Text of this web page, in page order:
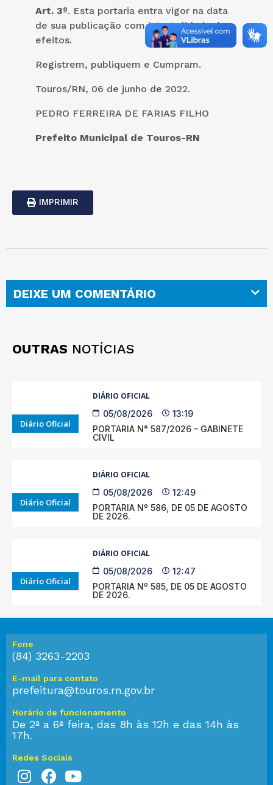
Art. 3º. Esta portaria entra vigor na data
de sua publicação com integralidade de
efeitos.
Registrem, publiquem e Cumpram.
Touros/RN, 06 de junho de 2022.
PEDRO FERREIRA DE FARIAS FILHO
Prefeito Municipal de Touros-RN
IMPRIMIR
DEIXE UM COMENTÁRIO
OUTRAS NOTÍCIAS
Diário Oficial
DIÁRIO OFICIAL
05/08/2026
13:19
PORTARIA N° 587/2026 – GABINETE
CIVIL
Diário Oficial
DIÁRIO OFICIAL
05/08/2026
12:49
PORTARIA Nº 586, DE 05 DE AGOSTO
DE 2026.
Diário Oficial
DIÁRIO OFICIAL
05/08/2026
12:47
PORTARIA Nº 585, DE 05 DE AGOSTO
DE 2026.
Fone
(84) 3263-2203
E-mail para contato
prefeitura@touros.rn.gov.br
Horário de funcionamento
De 2ª a 6ª feira, das 8h às 12h e das 14h às
17h.
Redes Sociais